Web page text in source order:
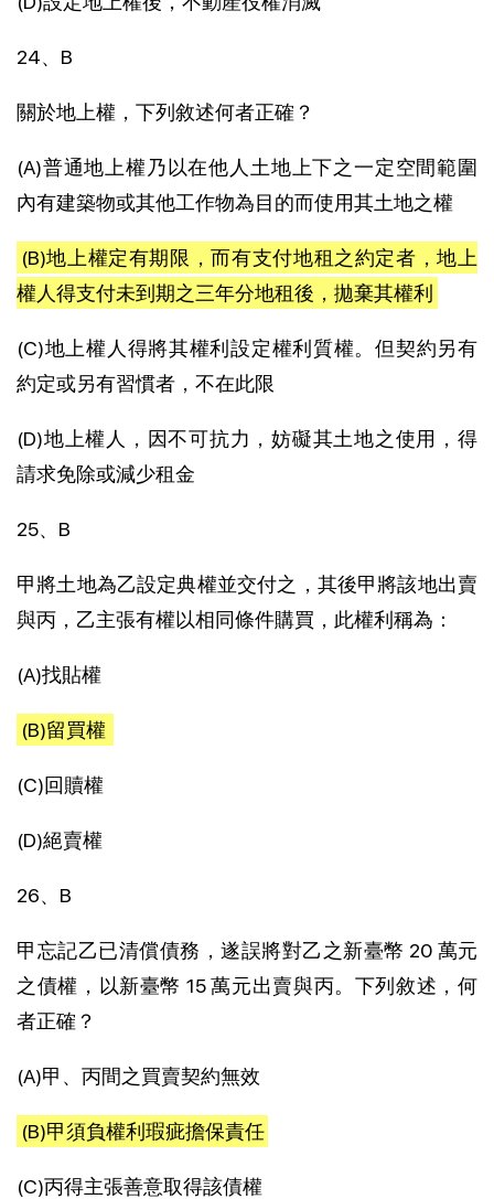
24、B
關於地上權，下列敘述何者正確？
(A)普通地上權乃以在他人土地上下之一定空間範圍
內有建築物或其他工作物為目的而使用其土地之權
(B)地上權定有期限，而有支付地租之約定者，地上
權人得支付未到期之三年分地租後，拋棄其權利
(C)地上權人得將其權利設定權利質權。但契約另有
約定或另有習慣者，不在此限
(D)地上權人，因不可抗力，妨礙其土地之使用，得
請求免除或減少租金
25、B
甲將土地為乙設定典權並交付之，其後甲將該地出賣
與丙，乙主張有權以相同條件購買，此權利稱為：
(A)找貼權
(B)留買權
(C)回贖權
(D)絕賣權
26、B
甲忘記乙已清償債務，遂誤將對乙之新臺幣 20 萬元
之債權，以新臺幣 15 萬元出賣與丙。下列敘述，何
者正確？
(A)甲、丙間之買賣契約無效
(B)甲須負權利瑕疵擔保責任
(C)丙得主張善意取得該債權